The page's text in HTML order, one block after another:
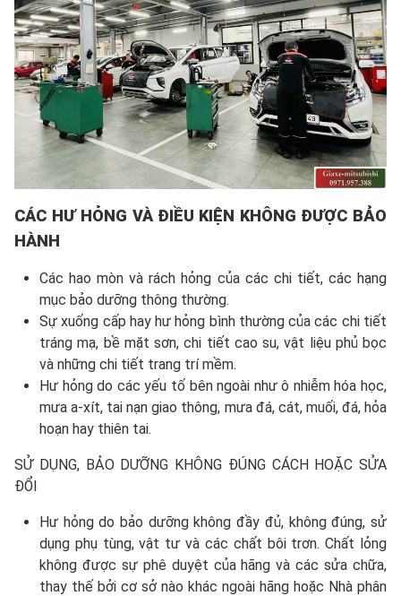
CÁC HƯ HỎNG VÀ ĐIỀU KIỆN KHÔNG ĐƯỢC BẢO
HÀNH
Các hao mòn và rách hỏng của các chi tiết, các hạng
mục bảo dưỡng thông thường.
Sự xuống cấp hay hư hỏng bình thường của các chi tiết
tráng mạ, bề mặt sơn, chi tiết cao su, vật liệu phủ bọc
và những chi tiết trang trí mềm.
Hư hỏng do các yếu tố bên ngoài như ô nhiễm hóa học,
mưa a-xít, tai nạn giao thông, mưa đá, cát, muối, đá, hỏa
hoạn hay thiên tai.
SỬ DỤNG, BẢO DƯỠNG KHÔNG ĐÚNG CÁCH HOẶC SỬA
ĐỔI
Hư hỏng do bảo dưỡng không đầy đủ, không đúng, sử
dụng phụ tùng, vật tư và các chất bôi trơn. Chất lỏng
không được sự phê duyệt của hãng và các sửa chữa,
thay thế bởi cơ sở nào khác ngoài hãng hoặc Nhà phân